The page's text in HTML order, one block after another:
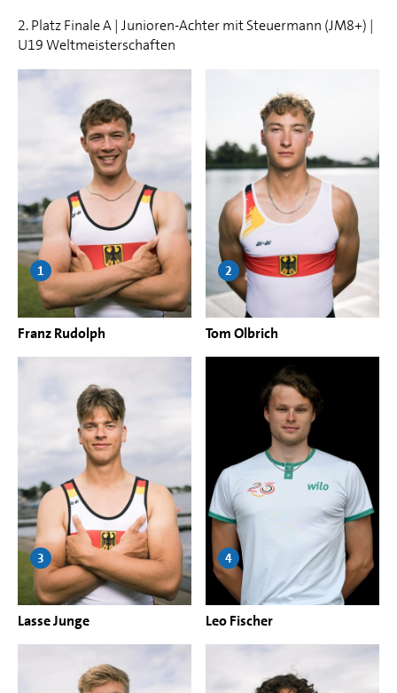
2. Platz Finale A | Junioren-Achter mit Steuermann (JM8+) |
U19 Weltmeisterschaften
Franz Rudolph
1
Tom Olbrich
2
Lasse Junge
3
Leo Fischer
4